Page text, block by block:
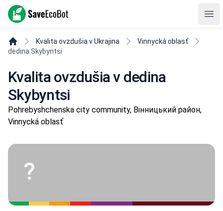
SaveEcoBot
Kvalita ovzdušia v Ukrajina
Vinnycká oblasť
dedina Skybyntsi
Kvalita ovzdušia v dedina
Skybyntsi
Pohrebyshchenska city community, Вінницький район,
Vinnycká oblasť
?